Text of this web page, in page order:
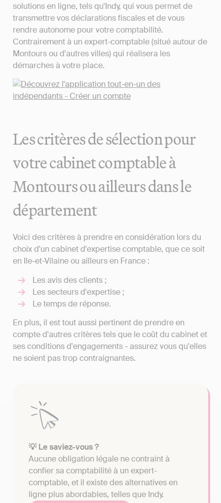
solutions en ligne, tels qu'Indy, qui vous permet de
transmettre vos déclarations fiscales et de vous
rendre autonome pour votre comptabilité.
Contrairement à un expert-comptable (situé autour de
Montours ou d'autres villes) qui réalisera les
démarches à votre place.
Les critères de sélection pour
votre cabinet comptable à
Montours ou ailleurs dans le
département
Voici des critères à prendre en considération lors du
choix d'un cabinet d'expertise comptable, que ce soit
en Ile-et-Vilaine ou ailleurs en France :
Les avis des clients ;
Les secteurs d'expertise ;
Le temps de réponse.
En plus, il est tout aussi pertinent de prendre en
compte d'autres critères tels que le coût du cabinet et
ses conditions d'engagements - assurez vous qu'elles
ne soient pas trop contraignantes.
💡 Le saviez-vous ?
Aucune obligation légale ne contraint à
confier sa comptabilité à un expert-
comptable, et il existe des alternatives en
ligne plus abordables, telles que Indy.